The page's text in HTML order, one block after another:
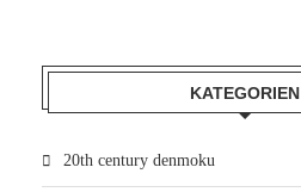
KATEGORIEN
20th century denmoku